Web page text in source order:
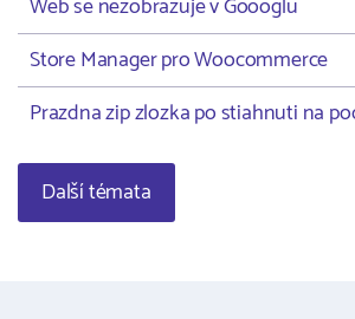
Web se nezobrazuje v Goooglu
Store Manager pro Woocommerce
Prazdna zip zlozka po stiahnuti na
Další témata